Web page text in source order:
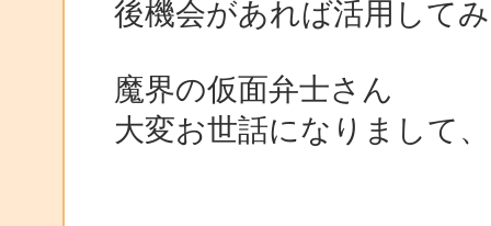
後機会があれば活用して
魔界の仮面弁士さん
大変お世話になりまして